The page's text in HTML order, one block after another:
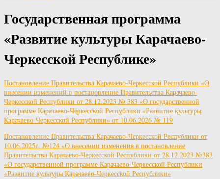
Государственная программа
«Развитие культуры Карачаево-
Черкесской Республике»
Постановление Правительства Карачаево-Черкесской Республики «О
внесении изменений в постановление Правительства Карачаево-
Черкесской Республики от 28.12.2023 № 383 «О государственной
программе Карачаево-Черкесской Республики «Развитие культуры
Карачаево-Черкесской Республики» от 10.06.2026 № 119
Постановление Правительства Карачаево-Черкесской Республики от
10.06.2025г. №124 «О внесении изменения в постановление
Правительства Карачаево-Черкесской Республики от 28.12.2023 №383
«О государственной программе Карачаево-Черкесской Республики
«Развитие культуры Карачаево-Черкесской Республики»